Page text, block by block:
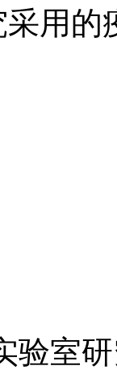
用的
验室